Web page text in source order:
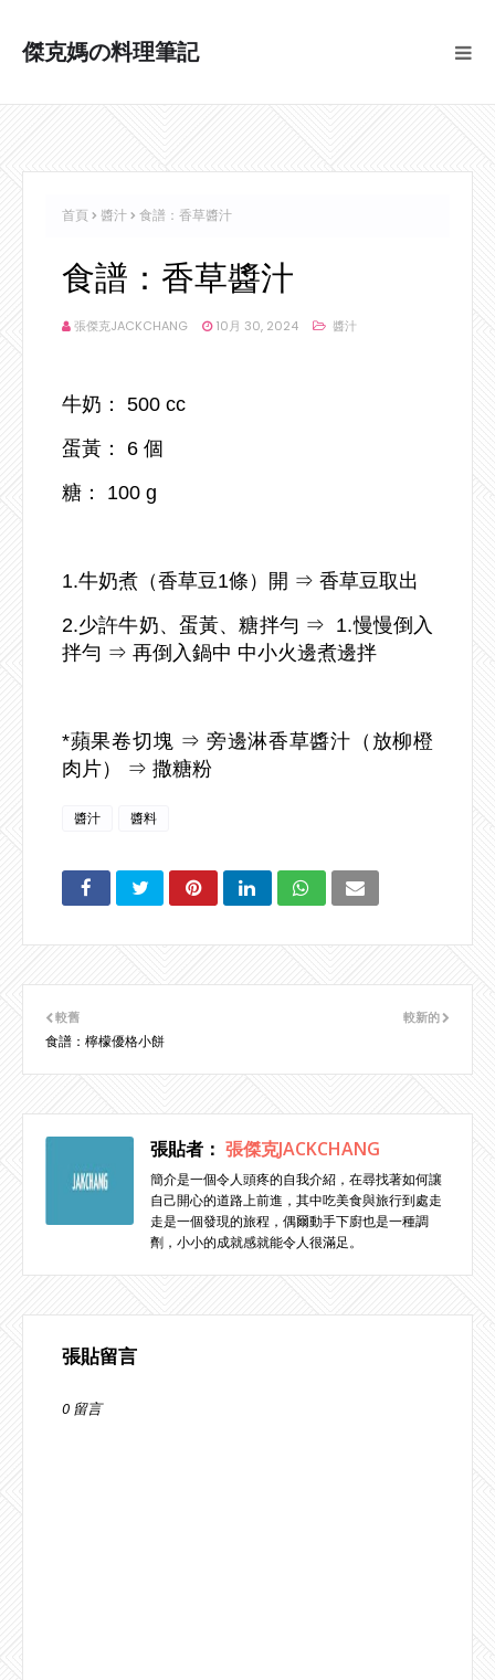
傑克媽の料理筆記
首頁 醬汁 食譜：香草醬汁
食譜：香草醬汁
張傑克JACKCHANG 10月 30, 2024 醬汁
牛奶： 500 cc
蛋黃： 6 個
糖： 100 g
1.牛奶煮（香草豆1條）開 ⇒ 香草豆取出
2.少許牛奶、蛋黃、糖拌勻 ⇒ 1.慢慢倒入
拌勻 ⇒ 再倒入鍋中 中小火邊煮邊拌
*蘋果卷切塊 ⇒ 旁邊淋香草醬汁（放柳橙
肉片） ⇒ 撒糖粉
醬汁 醬料
較新的
較舊
食譜：檸檬優格小餅
張貼者： 張傑克JACKCHANG
簡介是一個令人頭疼的自我介紹，在尋找著如何讓
自己開心的道路上前進，其中吃美食與旅行到處走
走是一個發現的旅程，偶爾動手下廚也是一種調
劑，小小的成就感就能令人很滿足。
張貼留言
0 留言